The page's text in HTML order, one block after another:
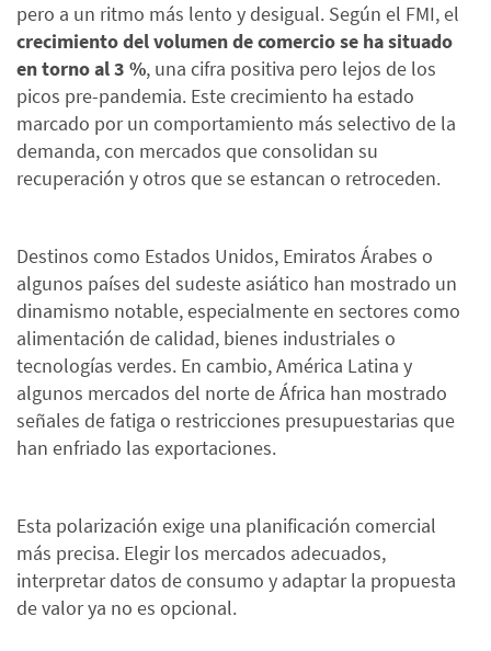
pero a un ritmo más lento y desigual. Según el FMI, el
crecimiento del volumen de comercio se ha situado
en torno al 3 %, una cifra positiva pero lejos de los
picos pre-pandemia. Este crecimiento ha estado
marcado por un comportamiento más selectivo de la
demanda, con mercados que consolidan su
recuperación y otros que se estancan o retroceden.
Destinos como Estados Unidos, Emiratos Árabes o
algunos países del sudeste asiático han mostrado un
dinamismo notable, especialmente en sectores como
alimentación de calidad, bienes industriales o
tecnologías verdes. En cambio, América Latina y
algunos mercados del norte de África han mostrado
señales de fatiga o restricciones presupuestarias que
han enfriado las exportaciones.
Esta polarización exige una planificación comercial
más precisa. Elegir los mercados adecuados,
interpretar datos de consumo y adaptar la propuesta
de valor ya no es opcional.